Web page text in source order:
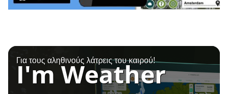
Για τους αληθινούς λάτρεις του καιρού!
I'm Weather